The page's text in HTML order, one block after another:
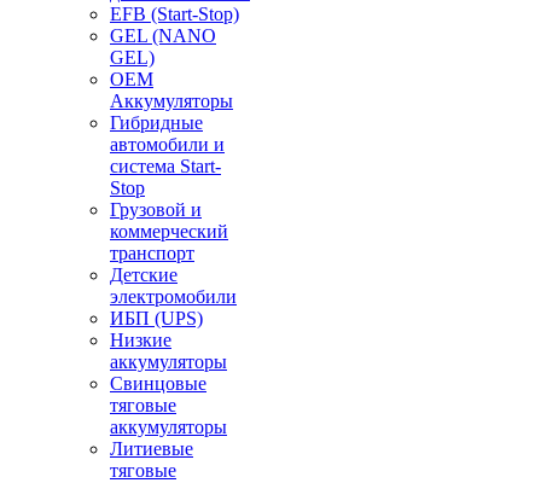
EFB (Start-Stop)
GEL (NANO
GEL)
OEM
Аккумуляторы
Гибридные
автомобили и
система Start-
Stop
Грузовой и
коммерческий
транспорт
Детские
электромобили
ИБП (UPS)
Низкие
аккумуляторы
Свинцовые
тяговые
аккумуляторы
Литиевые
тяговые